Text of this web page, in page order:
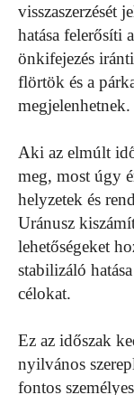
visszaszerzését
hatása felerősíti
önkifejezés
flörtök és a
megjelenhetnek.
Aki az elmúlt
meg, most úgy
helyzetek és
Uránusz
lehetőségeket
stabilizáló
célokat.
Ez az időszak
nyilvános
fontos